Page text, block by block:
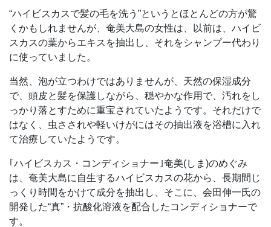
“ハイビスカスで髪の毛を洗う”というとほとんどの方が驚
くかもしれませんが、奄美大島の女性は、以前は、ハイビ
スカスの葉からエキスを抽出し、それをシャンプー代わり
に使っていました。
当然、泡が立つわけではありませんが、天然の保湿成分
で、頭皮と髪を保護しながら、穏やかな作用で、汚れをし
っかり落とすために重宝されていたようです。それだけで
はなく、虫さされや軽いけがにはその抽出液を浴槽に入れ
て治療していたようです。
｢ハイビスカス・コンディショナー｣奄美(しま)のめぐみ
は、奄美大島に自生するハイビスカスの花から、長期間じ
っくり時間をかけて成分を抽出し、そこに、会田伸一氏の
開発した“真”・抗酸化溶液を配合したコンディショナーで
す。